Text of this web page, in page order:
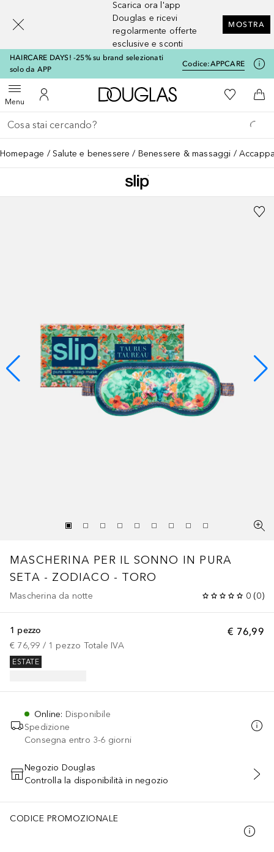
Scarica ora l'app
Douglas e ricevi
regolarmente offerte
esclusive e sconti
MOSTRA
HAIRCARE DAYS! -25% su brand selezionati
solo da APP
Codice:APPCARE
MenuApri menuAl Mio Account
A Douglas HomeAlla Mia
Al
Torna indietro
Esegui ricerca
Homepage Salute e benessere Benessere & massaggi
MASCHERINA PER IL SONNO IN PURA
SETA - ZODIACO - TORO
Mascherina da notte 0 (0)
€ 76,99
1 pezzo
€ 76,99 / 1 pezzo Totale IVA
ESTATE
Online: Disponibile
Spedizione
Consegna entro 3-6 giorni
AGGIUNGI AL CARRELLO
Negozio Douglas
Controlla la disponibilità in negozio
CODICE PROMOZIONALE
[navigation.slideout.screenreader]